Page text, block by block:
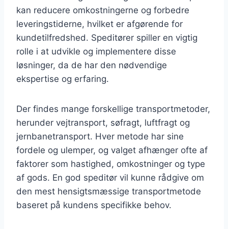
kan reducere omkostningerne og forbedre
leveringstiderne, hvilket er afgørende for
kundetilfredshed. Speditører spiller en vigtig
rolle i at udvikle og implementere disse
løsninger, da de har den nødvendige
ekspertise og erfaring.
Der findes mange forskellige transportmetoder,
herunder vejtransport, søfragt, luftfragt og
jernbanetransport. Hver metode har sine
fordele og ulemper, og valget afhænger ofte af
faktorer som hastighed, omkostninger og type
af gods. En god speditør vil kunne rådgive om
den mest hensigtsmæssige transportmetode
baseret på kundens specifikke behov.